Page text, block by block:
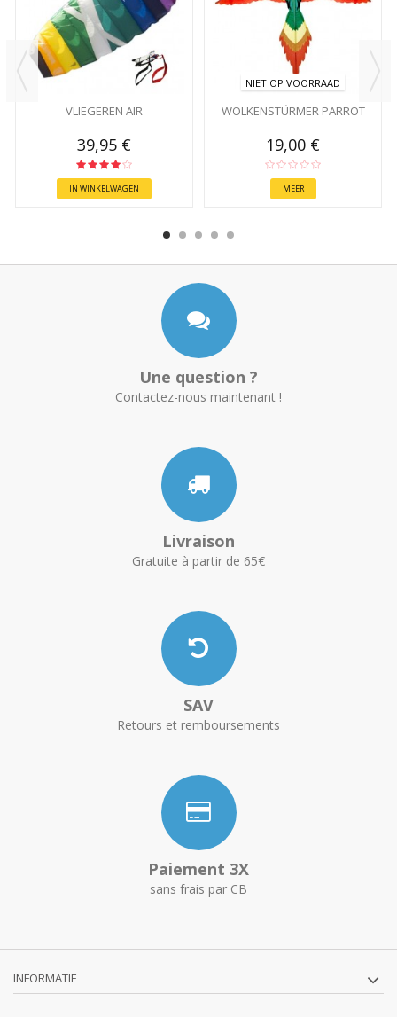
VLIEGEREN AIR
39,95 €
IN WINKELWAGEN
NIET OP VOORRAAD
WOLKENSTÜRMER PARROT
19,00 €
MEER
Une question ?
Contactez-nous maintenant !
Livraison
Gratuite à partir de 65€
SAV
Retours et remboursements
Paiement 3X
sans frais par CB
INFORMATIE